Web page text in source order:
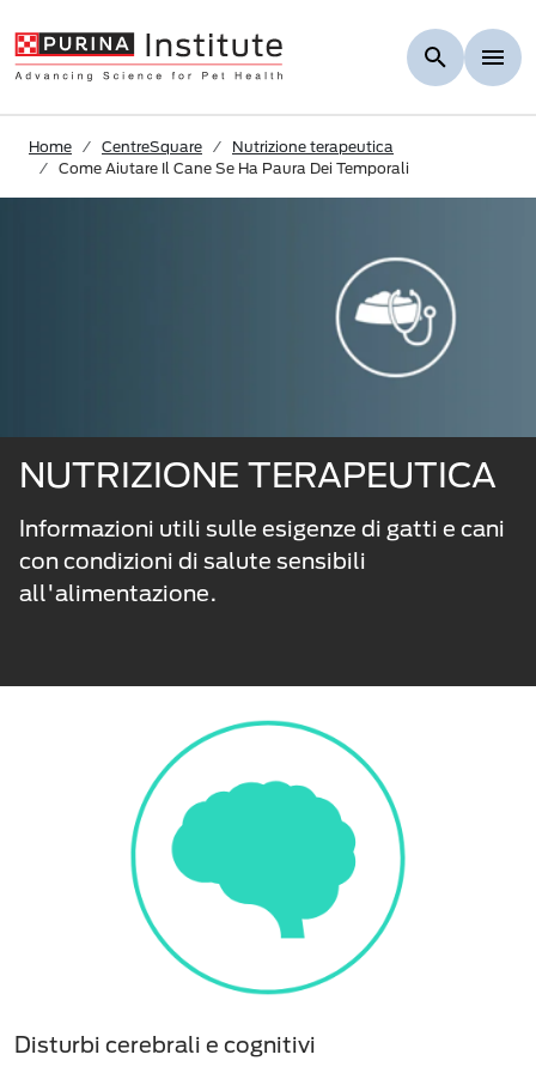
Home CentreSquare
Nutrizione terapeutica
Come Aiutare Il Cane Se Ha Paura Dei Temporali
NUTRIZIONE TERAPEUTICA
Informazioni utili sulle esigenze di gatti e cani
con condizioni di salute sensibili
all'alimentazione.
Disturbi cerebrali e cognitivi